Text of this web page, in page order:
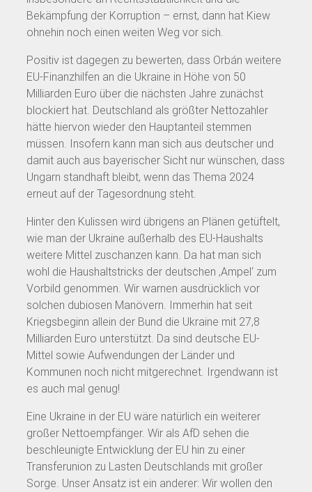
Bekämpfung der Korruption – ernst, dann hat Kiew
ohnehin noch einen weiten Weg vor sich.
Positiv ist dagegen zu bewerten, dass Orbán weitere
EU-Finanzhilfen an die Ukraine in Höhe von 50
Milliarden Euro über die nächsten Jahre zunächst
blockiert hat. Deutschland als größter Nettozahler
hätte hiervon wieder den Hauptanteil stemmen
müssen. Insofern kann man sich aus deutscher und
damit auch aus bayerischer Sicht nur wünschen, dass
Ungarn standhaft bleibt, wenn das Thema 2024
erneut auf der Tagesordnung steht.
Hinter den Kulissen wird übrigens an Plänen getüftelt,
wie man der Ukraine außerhalb des EU-Haushalts
weitere Mittel zuschanzen kann. Da hat man sich
wohl die Haushaltstricks der deutschen ‚Ampel‘ zum
Vorbild genommen. Wir warnen ausdrücklich vor
solchen dubiosen Manövern. Immerhin hat seit
Kriegsbeginn allein der Bund die Ukraine mit 27,8
Milliarden Euro unterstützt. Da sind deutsche EU-
Mittel sowie Aufwendungen der Länder und
Kommunen noch nicht mitgerechnet. Irgendwann ist
es auch mal genug!
Eine Ukraine in der EU wäre natürlich ein weiterer
großer Nettoempfänger. Wir als AfD sehen die
beschleunigte Entwicklung der EU hin zu einer
Transferunion zu Lasten Deutschlands mit großer
Sorge. Unser Ansatz ist ein anderer: Wir wollen den